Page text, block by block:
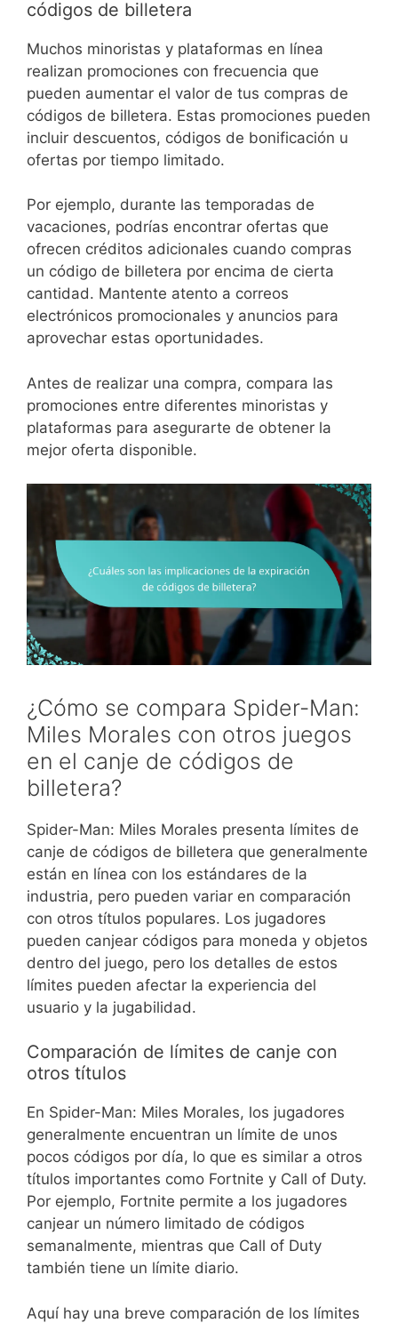
códigos de billetera
Muchos minoristas y plataformas en línea
realizan promociones con frecuencia que
pueden aumentar el valor de tus compras de
códigos de billetera. Estas promociones pueden
incluir descuentos, códigos de bonificación u
ofertas por tiempo limitado.
Por ejemplo, durante las temporadas de
vacaciones, podrías encontrar ofertas que
ofrecen créditos adicionales cuando compras
un código de billetera por encima de cierta
cantidad. Mantente atento a correos
electrónicos promocionales y anuncios para
aprovechar estas oportunidades.
Antes de realizar una compra, compara las
promociones entre diferentes minoristas y
plataformas para asegurarte de obtener la
mejor oferta disponible.
¿Cómo se compara Spider-Man:
Miles Morales con otros juegos
en el canje de códigos de
billetera?
Spider-Man: Miles Morales presenta límites de
canje de códigos de billetera que generalmente
están en línea con los estándares de la
industria, pero pueden variar en comparación
con otros títulos populares. Los jugadores
pueden canjear códigos para moneda y objetos
dentro del juego, pero los detalles de estos
límites pueden afectar la experiencia del
usuario y la jugabilidad.
Comparación de límites de canje con
otros títulos
En Spider-Man: Miles Morales, los jugadores
generalmente encuentran un límite de unos
pocos códigos por día, lo que es similar a otros
títulos importantes como Fortnite y Call of Duty.
Por ejemplo, Fortnite permite a los jugadores
canjear un número limitado de códigos
semanalmente, mientras que Call of Duty
también tiene un límite diario.
Aquí hay una breve comparación de los límites